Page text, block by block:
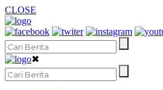
CLOSE
✖